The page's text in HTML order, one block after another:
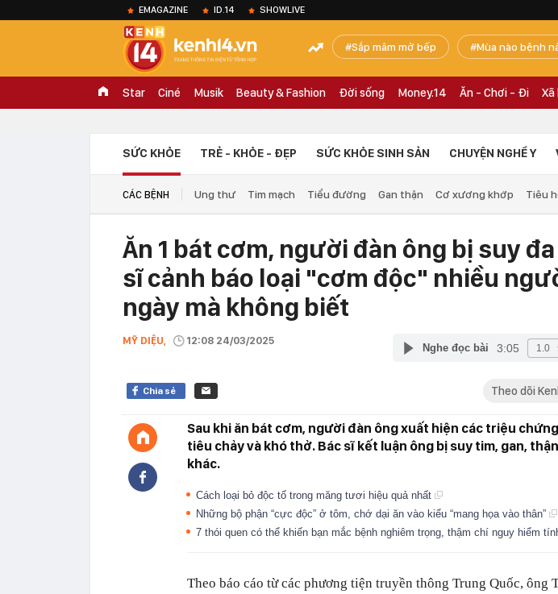
EMAGAZINE ID.14 SHOWLIVE
Sắp mâm mở bếp Mùa nào bệnh
Star Ciné Musik Beauty & Fashion Đời sống Money.14 Ăn - Chơi - Đi Xã
SỨC KHỎE TRẺ - KHỎE - ĐẸP SỨC KHỎE SINH SẢN CHUYỆN NGHỀ Y
CÁC BỆNH Ung thư Tim mạch Tiểu đường Gan thận Cơ xương khớp Tiêu
Ăn 1 bát cơm, người đàn ông bị suy
sĩ cảnh báo loại "cơm độc" nhiều
ngày mà không biết
MỸ DIỆU, 12:08 24/03/2025
Nghe đọc bài 3:05
Chia sẻ Theo dõi
Sau khi ăn bát cơm, người đàn ông xuất hiện các triệu
tiêu chảy và khó thở. Bác sĩ kết luận ông bị suy tim, gan,
khác.
Cách loại bỏ độc tố trong măng tươi hiệu quả nhất
Những bộ phận “cực độc” ở tôm, chớ dại ăn vào kiểu “mang họa vào thân”
7 thói quen có thể khiến bạn mắc bệnh nghiêm trọng, thậm chí nguy hiểm
Theo báo cáo từ các phương tiện truyền thông Trung Quốc, ông